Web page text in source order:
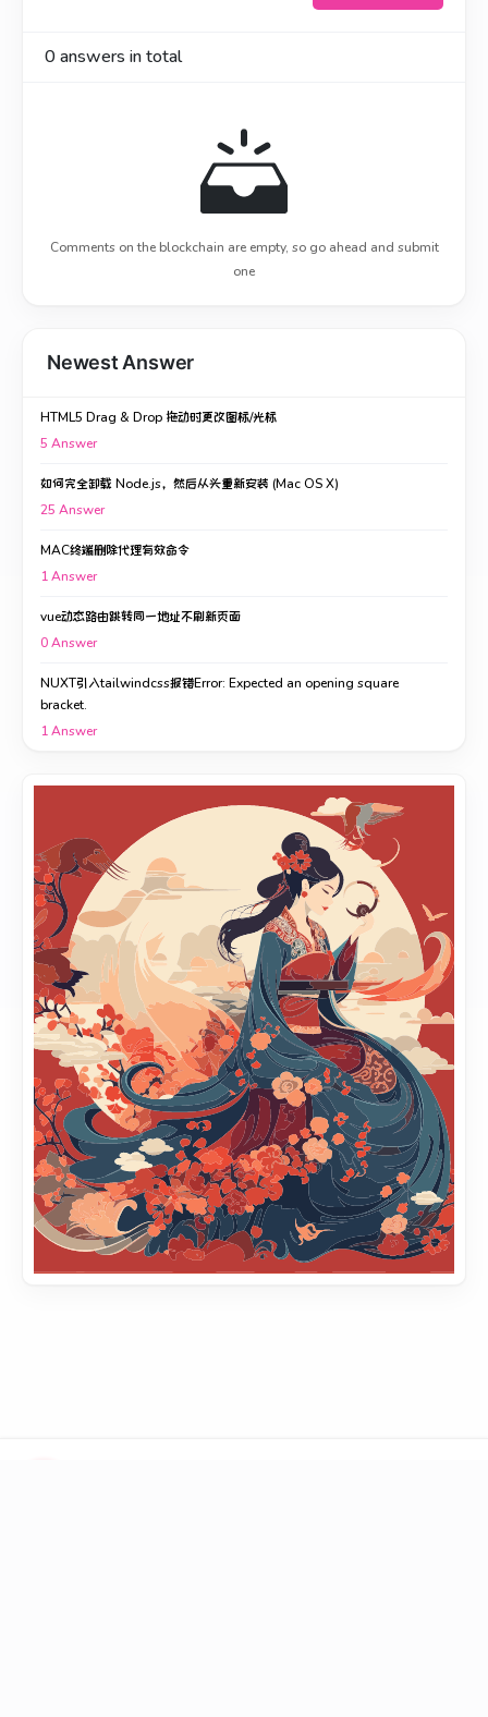
0answers in total
Comments on the blockchain are empty, so go ahead and submit
one
Newest Answer
HTML5 Drag & Drop 拖动时更改图标/光标
5 Answer
如何完全卸载 Node.js，然后从头重新安装 (Mac OS X)
25 Answer
MAC终端删除代理有效命令
1Answer
vue动态路由跳转同一地址不刷新页面
0Answer
NUXT引入tailwindcss报错Error: Expected an opening square
bracket.
1Answer